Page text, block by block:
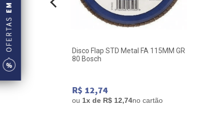
Disco Flap STD Metal FA 115MM GR
80 Bosch
R$ 12,74
ou 1x de R$ 12,74no cartão